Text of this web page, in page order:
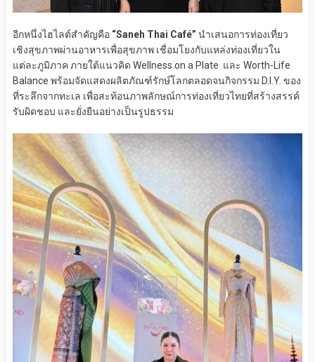
อีกหนึ่งไฮไลต์สำคัญคือ “Saneh Thai Café” นำเสนอการท่องเที่ยว
เชิงสุขภาพผ่านอาหารเพื่อสุขภาพ เชื่อมโยงกับแหล่งท่องเที่ยวใน
แต่ละภูมิภาค ภายใต้แนวคิด Wellness on a Plate และ Worth-Life
Balance พร้อมจัดแสดงผลิตภัณฑ์รักษ์โลกตลอดจนกิจกรรม D.I.Y. ของ
ที่ระลึกจากทะเล เพื่อสะท้อนภาพลักษณ์การท่องเที่ยวไทยที่สร้างสรรค์
รับผิดชอบ และยั่งยืนอย่างเป็นรูปธรรม